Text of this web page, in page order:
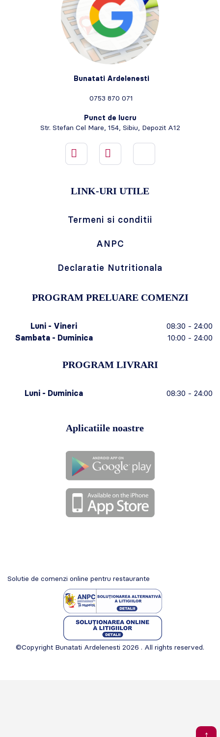
Bunatati Ardelenesti
0753 870 071
Punct de lucru
Str. Stefan Cel Mare, 154, Sibiu, Depozit A12
LINK-URI UTILE
Termeni si conditii
ANPC
Declaratie Nutritionala
PROGRAM PRELUARE COMENZI
Luni - Vineri
08:30 - 24:00
Sambata - Duminica
10:00 - 24:00
PROGRAM LIVRARI
Luni - Duminica 08:30 - 24:00
Aplicatiile noastre
Solutie de comenzi online pentru restaurante
©Copyright Bunatati Ardelenesti 2026 . All rights reserved.